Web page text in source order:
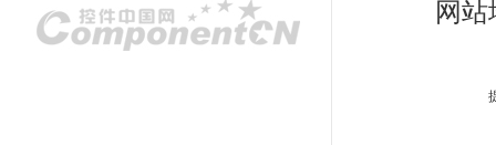
网